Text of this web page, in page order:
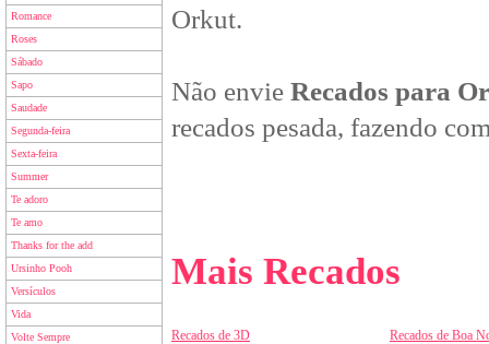
Romance
Roses
Sábado
Sapo
Saudade
Segunda-feira
Sexta-feira
Summer
Te adoro
Te amo
Thanks for the add
Ursinho Pooh
Versículos
Vida
Volte Sempre
Orkut.
Não envie Recados para
recados pesada, fazendo
Mais Recados
Recados de 3D
Recados de Boa